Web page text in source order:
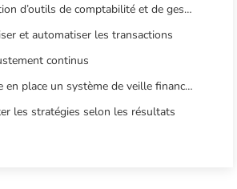
Adoption d’outils de comptabilité et de gestion
et automatiser les transactions
continus
Mettre en place un système de veille financière
les stratégies selon les résultats